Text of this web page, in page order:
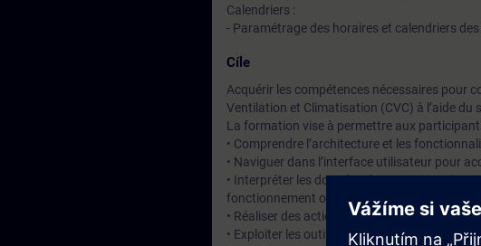
Calendriers :
- Paramétrage des horaires et calendriers
Cíle
Acquérir les compétences nécessaires pour
Ventilation et Climatisation (CVC) à l’aide du
La formation vise à permettre aux
• Comprendre l’architecture et les
• Naviguer dans l’interface utilisateur pour
• Interpréter les données de supervision
fonctionnement optimal
• Réaliser des actions de pilotage
• Exploiter les outils de diagnostic et de